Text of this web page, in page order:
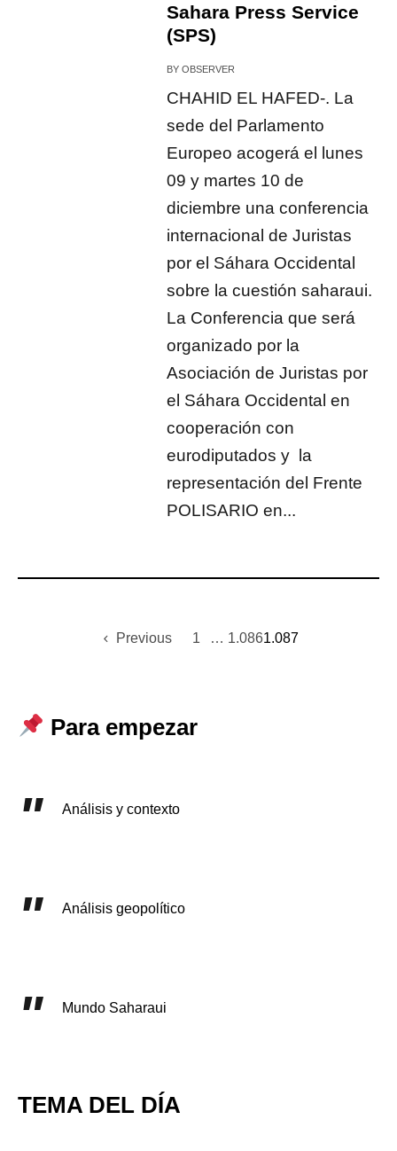
Sahara Press Service
(SPS)
BYOBSERVER
CHAHID EL HAFED-. La
sede del Parlamento
Europeo acogerá el lunes
09 y martes 10 de
diciembre una conferencia
internacional de Juristas
por el Sáhara Occidental
sobre la cuestión saharaui.
La Conferencia que será
organizado por la
Asociación de Juristas por
el Sáhara Occidental en
cooperación con
eurodiputados y la
representación del Frente
POLISARIO en...
Previous 1 … 1.0861.087
Para empezar
Análisis y contexto
Análisis geopolítico
Mundo Saharaui
TEMA DEL DÍA